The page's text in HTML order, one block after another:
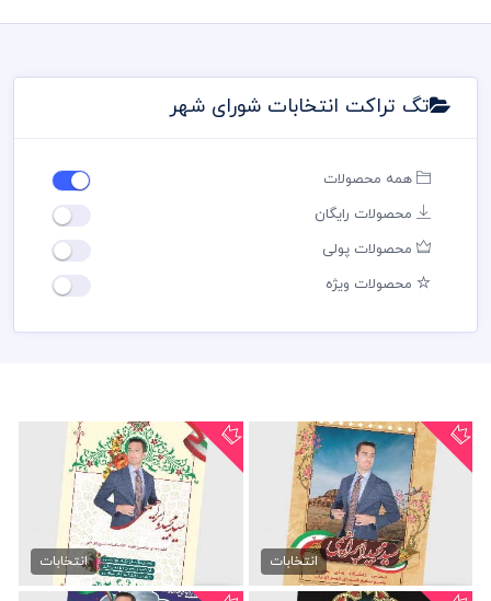
تگ تراکت انتخابات شورای شهر
همه محصولات
محصولات رایگان
محصولات پولی
محصولات ویژه
دانلود تراکت انتخابات...
99,000 تومان
انتخابات
طرح تراکت انتخابات شورای...
99,000 تومان
انتخابات